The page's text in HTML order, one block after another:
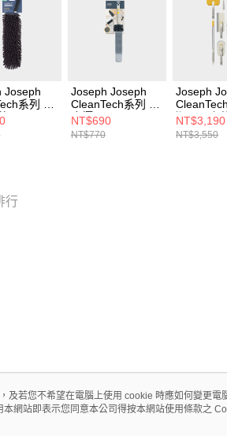
Joseph
系列 除
頭
Joseph Joseph
CleanTech系列 除
塵撢
NT$690
NT$770
Joseph
潔工具六
NT$3,190
NT$3,550
行
客服資訊
及若您不希望在電腦上使用 cookie 時應如何變更電
本網站即表示您同意本公司得按本網站使用條款之